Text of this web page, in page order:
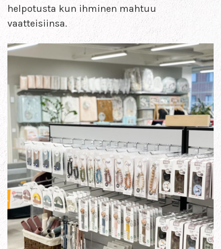
helpotusta kun ihminen mahtuu
vaatteisiinsa.